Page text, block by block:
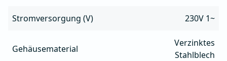
Stromversorgung (V) 230V 1~
Gehäusematerial
Verzinktes
Stahlblech